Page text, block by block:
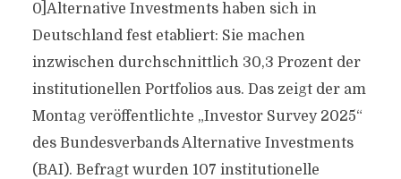
0]Alternative Investments haben sich in
Deutschland fest etabliert: Sie machen
inzwischen durchschnittlich 30,3 Prozent der
institutionellen Portfolios aus. Das zeigt der am
Montag veröffentlichte „Investor Survey 2025“
des Bundesverbands Alternative Investments
(BAI). Befragt wurden 107 institutionelle